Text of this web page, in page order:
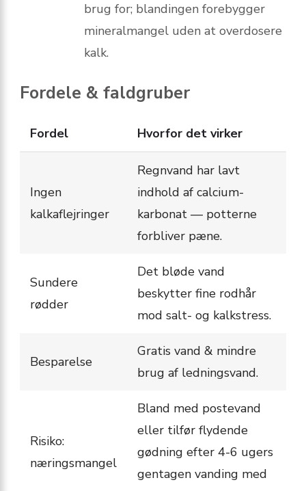
brug for; blandingen forebygger
mineralmangel uden at overdosere
kalk.
Fordele & faldgruber
Fordel Hvorfor det virker
Ingen
kalkaflejringer
Regnvand har lavt
indhold af calcium­
karbonat — potterne
forbliver pæne.
Sundere
rødder
Det bløde vand
beskytter fine rodhår
mod salt- og kalkstress.
Besparelse
Gratis vand & mindre
brug af ledningsvand.
Risiko:
næringsmangel
Bland med postevand
eller tilfør flydende
gødning efter 4-6 ugers
gentagen vanding med